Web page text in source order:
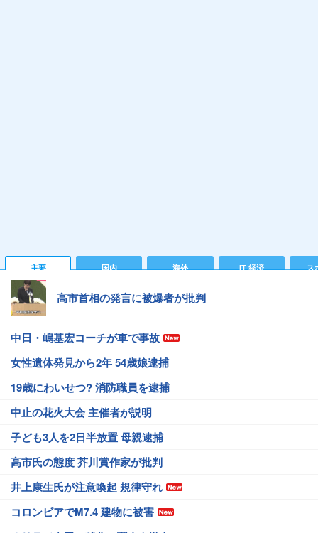
主要 国内 海外 IT 経済 ス
高市首相の発言に被爆者が批判
中日・嶋基宏コーチが車で事故
女性遺体発見から2年 54歳娘逮捕
19歳にわいせつ? 消防職員を逮捕
中止の花火大会 主催者が説明
子ども3人を2日半放置 母親逮捕
高市氏の態度 芥川賞作家が批判
井上康生氏が注意喚起 規律守れ
コロンビアでM7.4 建物に被害